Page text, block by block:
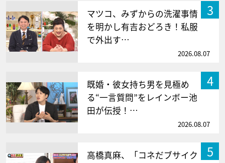
3
マツコ、みずからの洗濯事情
を明かし有吉おどろき！私服
で外出す…
2026.08.07
4
既婚・彼女持ち男を見極め
る“一言質問”をレインボー池
田が伝授！…
2026.08.07
5
高橋真麻、「コネだブサイク